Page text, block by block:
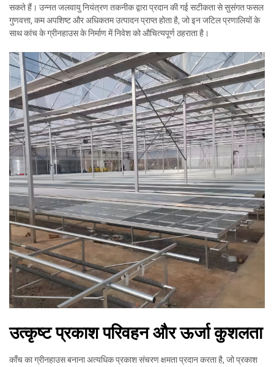
सकते हैं। उन्नत जलवायु नियंत्रण तकनीक द्वारा प्रदान की गई सटीकता से सुसंगत फसल
गुणवत्ता, कम अपशिष्ट और अधिकतम उत्पादन प्राप्त होता है, जो इन जटिल प्रणालियों के
साथ कांच के ग्रीनहाउस के निर्माण में निवेश को औचित्यपूर्ण ठहराता है।
उत्कृष्ट प्रकाश परिवहन और ऊर्जा कुशलता
काँच का ग्रीनहाउस बनाना अत्यधिक प्रकाश संचरण क्षमता प्रदान करता है, जो प्रकाश